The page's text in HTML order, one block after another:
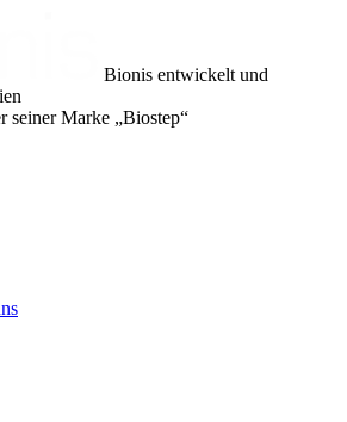
Bionis entwickelt und
seiner Marke „Biostep“